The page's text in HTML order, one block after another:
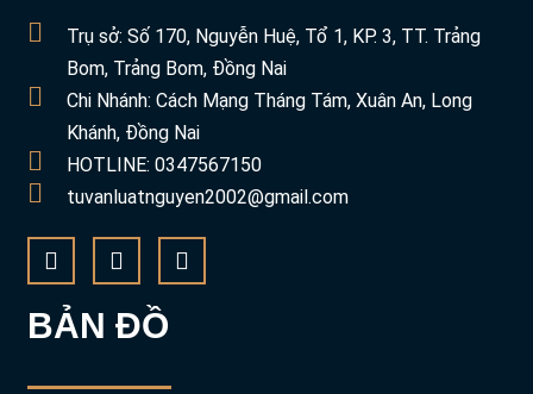
Trụ sở: Số 170, Nguyễn Huệ, Tổ 1, KP. 3, TT. Trảng
Bom, Trảng Bom, Đồng Nai
Chi Nhánh: Cách Mạng Tháng Tám, Xuân An, Long
Khánh, Đồng Nai
HOTLINE: 0347567150
tuvanluatnguyen2002@gmail.com
BẢN ĐỒ